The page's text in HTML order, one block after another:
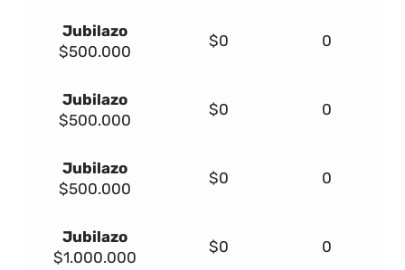
Jubilazo
$500.000
$0 0
Jubilazo
$500.000
$0 0
Jubilazo
$500.000
$0 0
Jubilazo
$1.000.000
$0 0